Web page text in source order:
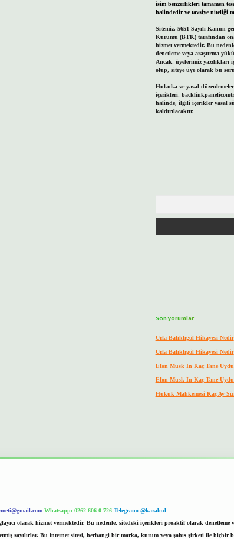
isim benzerlikleri tamamen
halindedir ve tavsiye niteliği
Sitemiz, 5651 Sayılı Kanun
Kurumu (BTK) tarafından
hizmet vermektedir. Bu
denetleme veya araştırma
Ancak, üyelerimiz yazdıkları
olup, siteye üye olarak bu
Hukuka ve yasal
içerikleri,
halinde, ilgili içerikler yasal
kaldırılacaktır.
Son yorumlar
Urfa Balıklıgöl Hikayesi Nedir
Urfa Balıklıgöl Hikayesi Nedir
Elon Musk In Kaç Tane
Elon Musk In Kaç Tane
Hukuk Mahkemesi Kaç Ay
Whatsapp: 0262 606 0 726 Telegram: @karabul
olarak hizmet vermektedir. Bu nedenle, sitedeki içerikleri proaktif olarak denetleme
sayılırlar. Bu internet sitesi, herhangi bir marka, kurum veya şahıs şirketi ile hiçbir